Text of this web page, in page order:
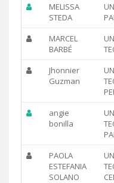
MELISSA
STEDA
MARCEL
BARBÉ
Jhonnier
Guzman
angie
bonilla
PAOLA
ESTEFANIA
SOLANO